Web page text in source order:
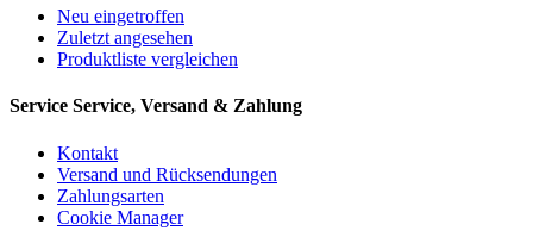
Neu eingetroffen
Zuletzt angesehen
Produktliste vergleichen
Service Service, Versand & Zahlung
Kontakt
Versand und Rücksendungen
Zahlungsarten
Cookie Manager